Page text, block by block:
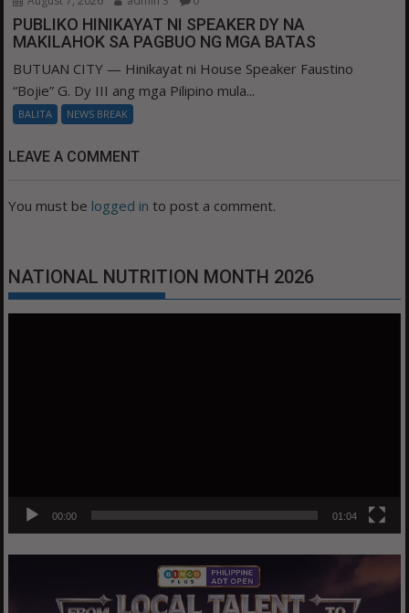
PUBLIKO HINIKAYAT NI SPEAKER DY NA
MAKILAHOK SA PAGBUO NG MGA BATAS
BUTUAN CITY — Hinikayat ni House Speaker Faustino
“Bojie” G. Dy III ang mga Pilipino mula...
BALITA NEWS BREAK
LEAVE A COMMENT
You must be logged in to post a comment.
NATIONAL NUTRITION MONTH 2026
00:00 01:04